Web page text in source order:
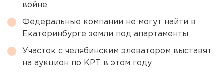
войне
Федеральные компании не могут найти в
Екатеринбурге земли под апартаменты
Участок с челябинским элеватором выставят
на аукцион по КРТ в этом году